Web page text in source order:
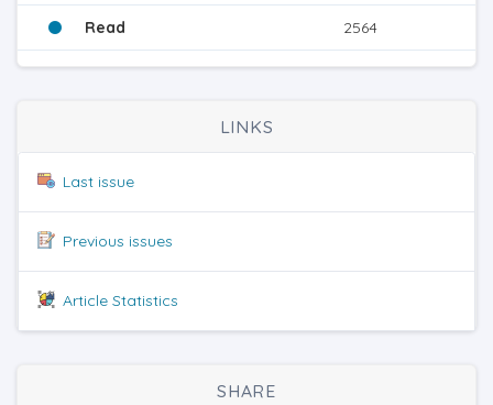
Read 2564
LINKS
Last issue
Previous issues
Article Statistics
SHARE